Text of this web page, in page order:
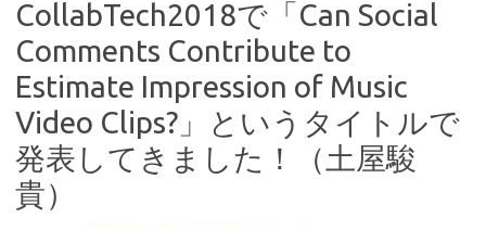
CollabTech2018で「Can Social
Comments Contribute to
Estimate Impression of Music
Video Clips?」というタイトルで
発表してきました！（土屋駿
貴）